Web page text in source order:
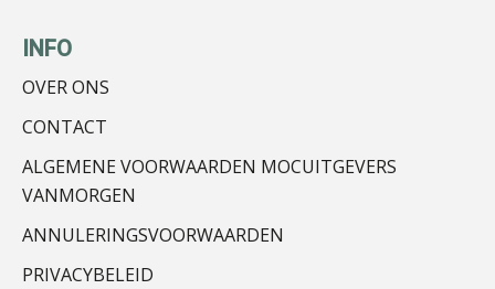
INFO
OVER ONS
CONTACT
ALGEMENE VOORWAARDEN MOCUITGEVERS
VANMORGEN
ANNULERINGSVOORWAARDEN
PRIVACYBELEID